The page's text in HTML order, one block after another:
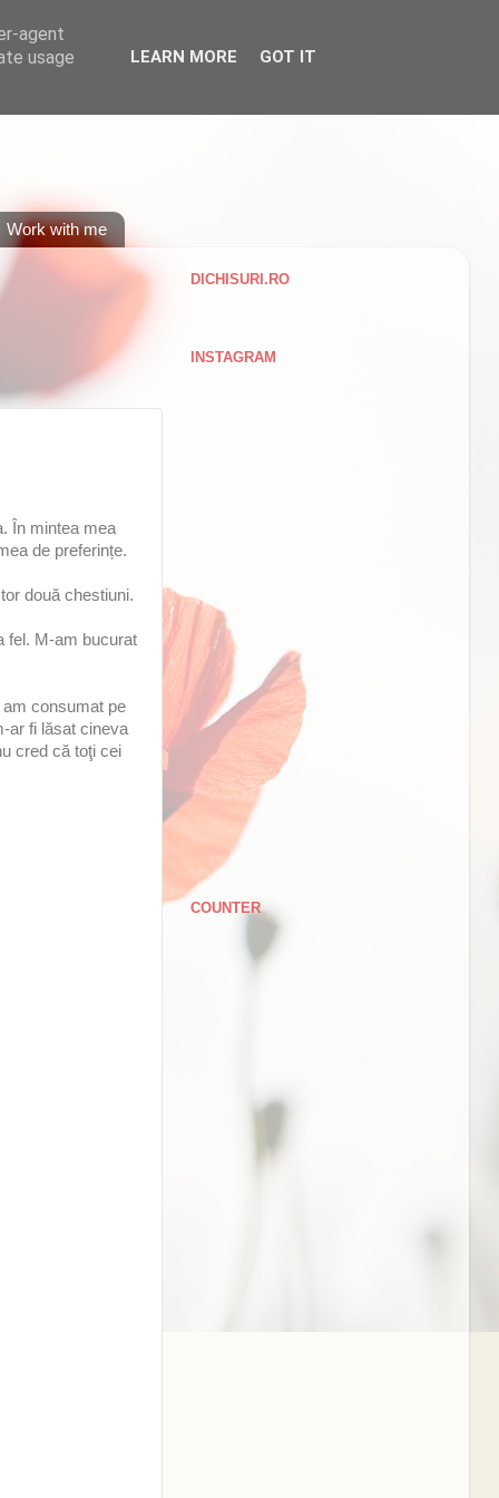
Work with me
În mintea mea
de preferințe.
două chestiuni.
fel. M-am bucurat
consumat pe
ar fi lăsat cineva
cred că toţi cei
DICHISURI.RO
INSTAGRAM
COUNTER
agent
usage
LEARN MORE GOT IT